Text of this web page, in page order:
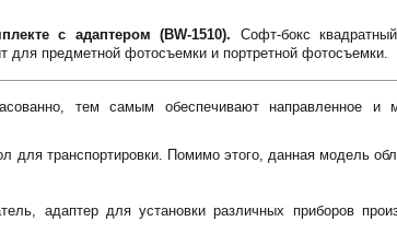
с адаптером (BW-1510). Софт-бокс
для предметной фотосъемки и портретной фотосъемки.
тем самым обеспечивают направленное и
для транспортировки. Помимо этого, данная модель
адаптер для установки различных приборов